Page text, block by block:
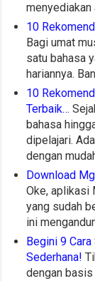
menyediakan
10
Bagi umat
satu bahasa
hariannya.
10
Terbaik…
bahasa
dipelajari.
dengan
Download
Oke, aplikasi
yang sudah
ini
Begini 9
Sederhana!
dengan